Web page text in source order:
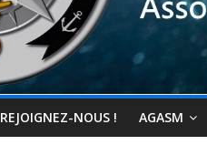
REJOIGNEZ-NOUS ! AGASM